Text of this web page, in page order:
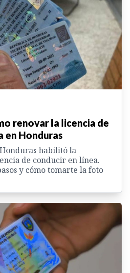
renovar la licencia de
en Honduras
habilitó la
de conducir en línea.
y cómo tomarte la foto